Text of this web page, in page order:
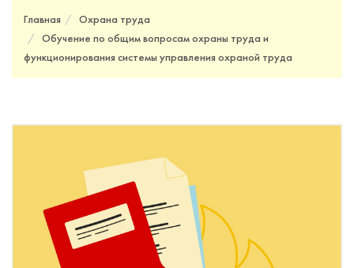
Главная
Охрана труда
Обучение по общим вопросам охраны труда и
функционирования системы управления охраной труда